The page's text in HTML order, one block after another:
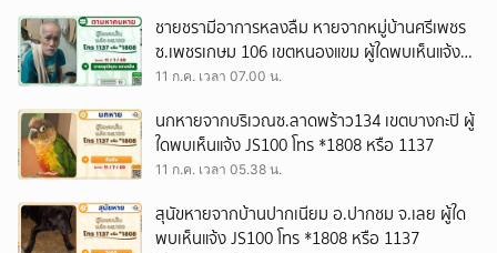
ชายชรามีอาการหลงลืม หายจากหมู่บ้านศรีเพชร
ซ.เพชรเกษม 106 เขตหนองแขม ผู้ใดพบเห็นแจ้ง
JS100 โทร *1808 หรือ 1137
11 ก.ค. เวลา 07.00 น.
นกหายจากบริเวณซ.ลาดพร้าว134 เขตบางกะปิ ผู้
ใดพบเห็นแจ้ง JS100 โทร *1808 หรือ 1137
11 ก.ค. เวลา 05.38 น.
สุนัขหายจากบ้านปากเนียม อ.ปากชม จ.เลย ผู้ใด
พบเห็นแจ้ง JS100 โทร *1808 หรือ 1137